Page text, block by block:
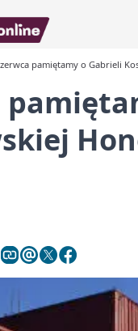
pamiętamy o Gabrieli